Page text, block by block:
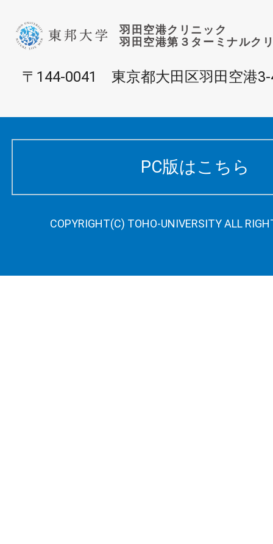
〒144-0041 東京都大田区羽田空港3-
PC版はこちら
COPYRIGHT(C) TOHO-UNIVERSITY ALL